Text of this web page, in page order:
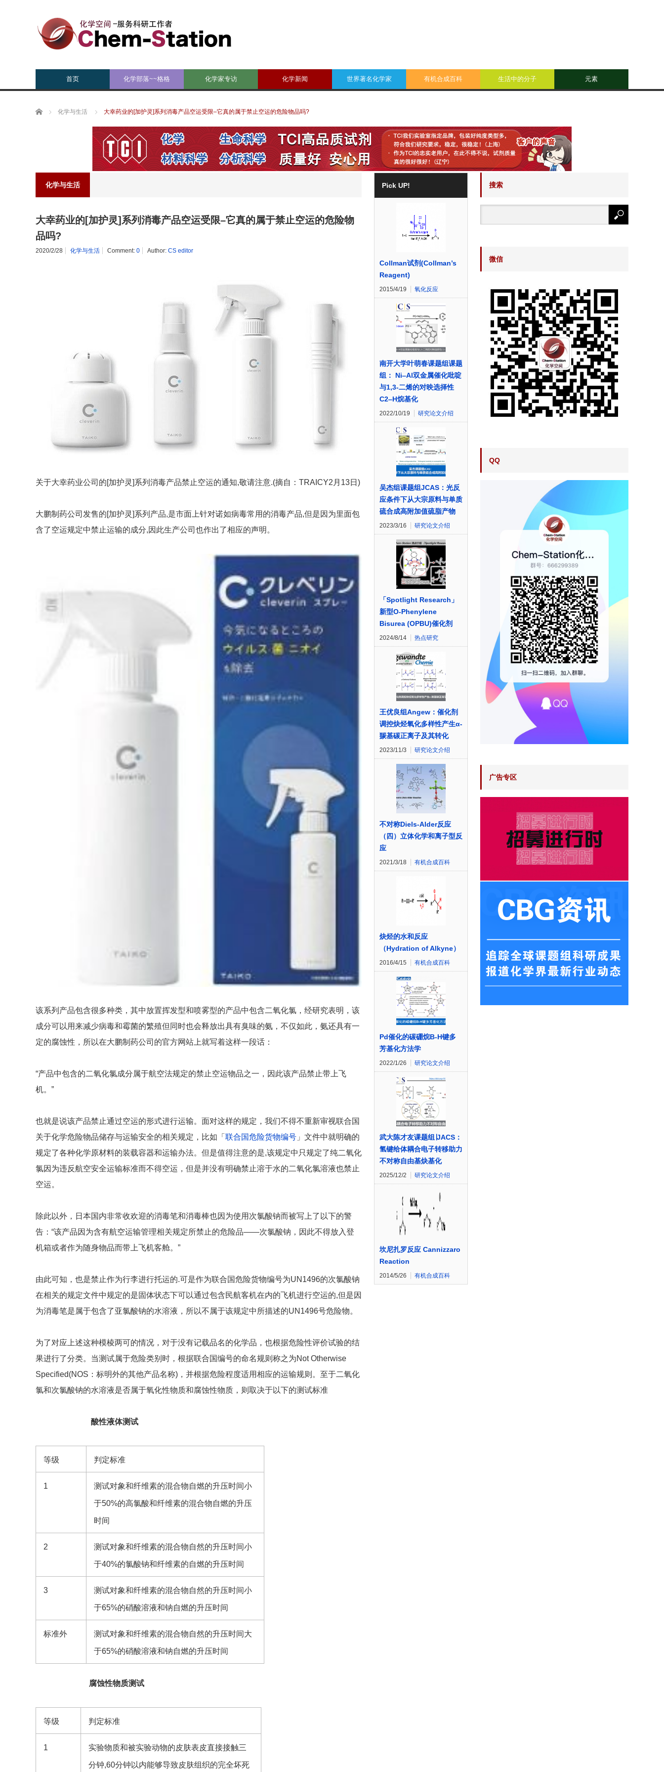
首页 化学部落~~格格 化学家专访 化学新闻 世界著名化学家 有机合成百科 生活中的分子 元素
Home 化学与生活 大幸药业的[加护灵]系列消毒产品空运受限–它真的属于禁止空运的危险物品吗?
化学与生活
大幸药业的[加护灵]系列消毒产品空运受限–它真的属于禁止空运的危险物
品吗?
2020/2/28 化学与生活 Comment: 0 Author: CS editor
关于大幸药业公司的[加护灵]系列消毒产品禁止空运的通知,敬请注意.(摘自：TRAICY2月13日)
大鹏制药公司发售的[加护灵]系列产品,是市面上针对诺如病毒常用的消毒产品,但是因为里面包
含了空运规定中禁止运输的成分,因此生产公司也作出了相应的声明。
该系列产品包含很多种类，其中放置挥发型和喷雾型的产品中包含二氧化氯，经研究表明，该
成分可以用来减少病毒和霉菌的繁殖但同时也会释放出具有臭味的氨，不仅如此，氨还具有一
定的腐蚀性，所以在大鹏制药公司的官方网站上就写着这样一段话：
“产品中包含的二氧化氯成分属于航空法规定的禁止空运物品之一，因此该产品禁止带上飞
机。”
也就是说该产品禁止通过空运的形式进行运输。面对这样的规定，我们不得不重新审视联合国
关于化学危险物品储存与运输安全的相关规定，比如「 联合国危险货物编号 」文件中就明确的
规定了各种化学原材料的装载容器和运输办法。但是值得注意的是,该规定中只规定了纯二氧化
氯因为违反航空安全运输标准而不得空运，但是并没有明确禁止溶于水的二氧化氯溶液也禁止
空运。
除此以外，日本国内非常收欢迎的消毒笔和消毒棒也因为使用次氯酸钠而被写上了以下的警
告：“该产品因为含有航空运输管理相关规定所禁止的危险品——次氯酸钠，因此不得放入登
机箱或者作为随身物品而带上飞机客舱。”
由此可知，也是禁止作为行李进行托运的.可是作为联合国危险货物编号为UN1496的次氯酸钠
在相关的规定文件中规定的是固体状态下可以通过包含民航客机在内的飞机进行空运的,但是因
为消毒笔是属于包含了亚氯酸钠的水溶液，所以不属于该规定中所描述的UN1496号危险物。
为了对应上述这种模棱两可的情况，对于没有记载品名的化学品，也根据危险性评价试验的结
果进行了分类。当测试属于危险类别时，根据联合国编号的命名规则称之为Not Otherwise
Specified(NOS：标明外的其他产品名称)，并根据危险程度适用相应的运输规则。至于二氧化
氯和次氯酸钠的水溶液是否属于氧化性物质和腐蚀性物质，则取决于以下的测试标准
酸性液体测试
等级 判定标准
1 测试对象和纤维素的混合物自燃的升压时间小
于50%的高氯酸和纤维素的混合物自燃的升压
时间
2 测试对象和纤维素的混合物自然的升压时间小
于40%的氯酸钠和纤维素的自燃的升压时间
3 测试对象和纤维素的混合物自然的升压时间小
于65%的硝酸溶液和钠自燃的升压时间
标准外 测试对象和纤维素的混合物自然的升压时间大
于65%的硝酸溶液和钠自燃的升压时间
腐蚀性物质测试
等级 判定标准
1 实验物质和被实验动物的皮肤表皮直接接触三
分钟,60分钟以内能够导致皮肤组织的完全坏死
Pick UP!
Collman试剂(Collman’s
Reagent)
2015/4/19 氧化反应
南开大学叶萌春课题组课题
组： Ni‒Al双金属催化吡啶
与1,3-二烯的对映选择性
C2‒H烷基化
2022/10/19 研究论文介绍
吴杰组课题组JCAS：光反
应条件下从大宗原料与单质
硫合成高附加值硫脂产物
2023/3/16 研究论文介绍
「Spotlight Research」
新型O-Phenylene
Bisurea (OPBU)催化剂
2024/8/14 热点研究
王优良组Angew：催化剂
调控炔烃氧化多样性产生α-
羰基碳正离子及其转化
2023/11/3 研究论文介绍
不对称Diels-Alder反应
（四）立体化学和离子型反
应
2021/3/18 有机合成百科
炔烃的水和反应
（Hydration of Alkyne）
2016/4/15 有机合成百科
Pd催化的碳硼烷B-H键多
芳基化方法学
2022/1/26 研究论文介绍
武大陈才友课题组∣JACS：
氢键给体耦合电子转移助力
不对称自由基炔基化
2025/12/2 研究论文介绍
坎尼扎罗反应 Cannizzaro
Reaction
2014/5/26 有机合成百科
搜索
微信
QQ
广告专区